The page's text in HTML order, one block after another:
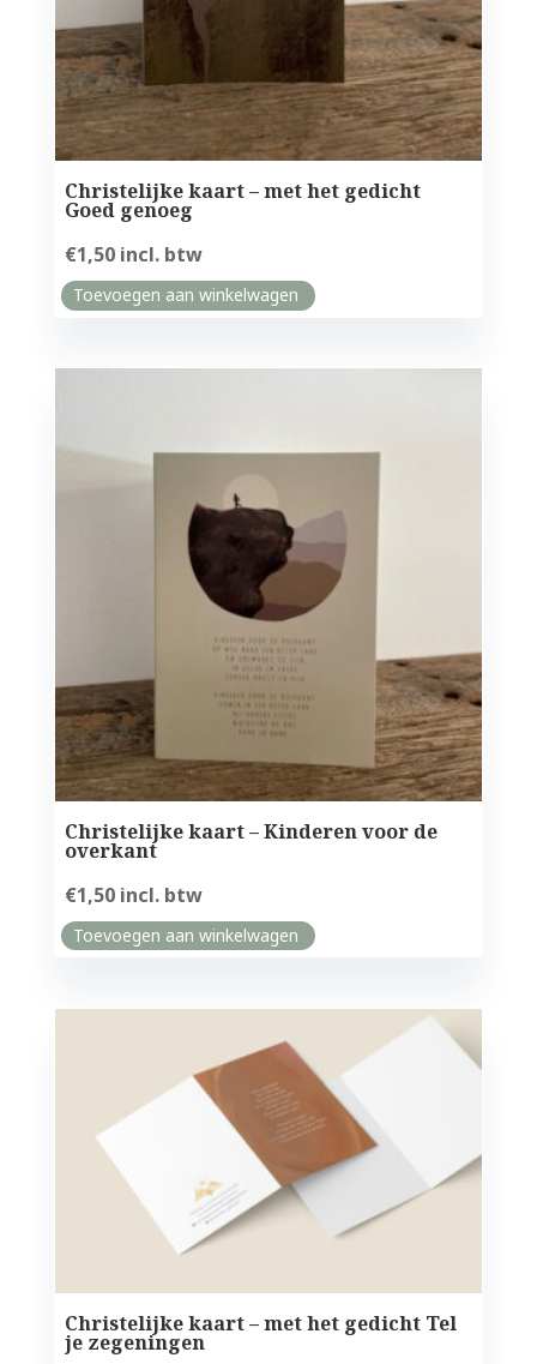
Christelijke kaart – met het gedicht
Goed genoeg
€1,50 incl. btw
Toevoegen aan winkelwagen
Christelijke kaart – Kinderen voor de
overkant
€1,50 incl. btw
Toevoegen aan winkelwagen
Christelijke kaart – met het gedicht Tel
je zegeningen